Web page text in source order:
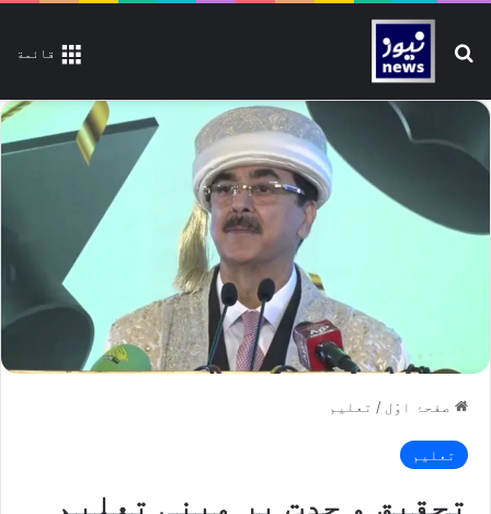
قائمة تلاش کیجیے
صفحۂ اوّل / تعلیم
تعلیم
تحقیق و جدت پر مبنی تعلیم